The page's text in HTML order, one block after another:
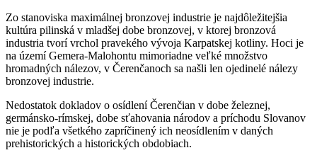
Zo stanoviska maximálnej bronzovej industrie je najdôležitejšia
kultúra pilinská v mladšej dobe bronzovej, v ktorej bronzová
industria tvorí vrchol pravekého vývoja Karpatskej kotliny. Hoci je
na území Gemera-Malohontu mimoriadne veľké množstvo
hromadných nálezov, v Čerenčanoch sa našli len ojedinelé nálezy
bronzovej industrie.
Nedostatok dokladov o osídlení Čerenčian v dobe železnej,
germánsko-rímskej, dobe sťahovania národov a príchodu Slovanov
nie je podľa všetkého zapríčinený ich neosídlením v daných
prehistorických a historických obdobiach.